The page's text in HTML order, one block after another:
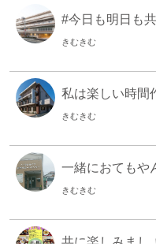
#今日も明日も
きむきむ
私は楽しい時間
きむきむ
一緒におてもや
きむきむ
共に楽しみまし